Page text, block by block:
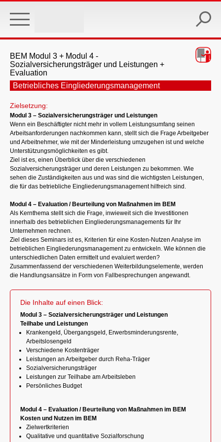
main
BEM Modul 3 + Modul 4 -
Sozialversicherungsträger und Leistungen +
Evaluation
Betriebliches Eingliederungsmanagement
Zielsetzung:
Modul 3 – Sozialversicherungsträger und Leistungen
Wenn ein Beschäftigter nicht mehr in vollem Leistungsumfang seinen
Arbeitsanforderungen nachkommen kann, stellt sich die Frage Arbeitgeber
und Arbeitnehmer, wie mit der Minderleistung umzugehen ist und welche
Unterstützungsmöglichkeiten es gibt.
Ziel ist es, einen Überblick über die verschiedenen
Sozialversicherungsträger und deren Leistungen zu bekommen. Wie
sehen die Zuständigkeiten aus und was sind die wichtigsten Leistungen,
die für das betriebliche Eingliederungsmanagement hilfreich sind.
Modul 4 – Evaluation / Beurteilung von Maßnahmen im BEM
Als Kernthema stellt sich die Frage, inwieweit sich die Investitionen
innerhalb des betrieblichen Eingliederungsmanagements für Ihr
Unternehmen rechnen.
Ziel dieses Seminars ist es, Kriterien für eine Kosten-Nutzen Analyse im
betrieblichen Eingliederungsmanagement zu entwickeln. Wie können die
unterschiedlichen Daten ermittelt und evaluiert werden?
Zusammenfassend der verschiedenen Weiterbildungselemente, werden
die Handlungsansätze in Form von Fallbesprechungen angewandt.
Die Inhalte auf einen Blick:
Modul 3 – Sozialversicherungsträger und Leistungen
Teilhabe und Leistungen
Krankengeld, Übergangsgeld, Erwerbsminderungsrente,
Arbeitslosengeld
Verschiedene Kostenträger
Leistungen an Arbeitgeber durch Reha-Träger
Sozialversicherungsträger
Leistungen zur Teilhabe am Arbeitsleben
Persönliches Budget
Modul 4 – Evaluation / Beurteilung von Maßnahmen im BEM
Kosten und Nutzen im BEM
Zielwertkriterien
Qualitative und quantitative Sozialforschung